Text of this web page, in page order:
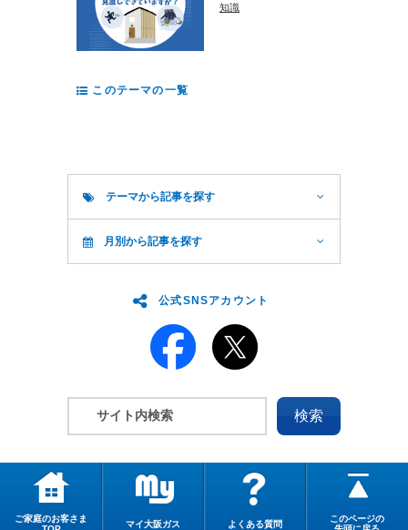
知識
このテーマの一覧
テーマから記事を探す
月別から記事を探す
公式SNSアカウント
ご家庭のお客さま
マイ大阪ガス よくある質問
このページの